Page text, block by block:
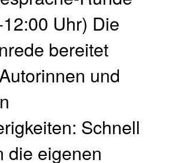
Uhr) Die
bereitet
und
Schnell
die eigenen